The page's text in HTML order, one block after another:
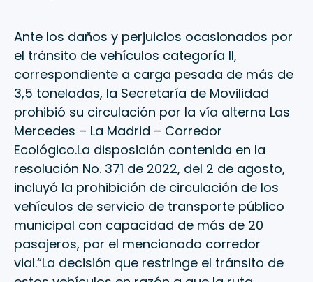
Ante los daños y perjuicios ocasionados por
el tránsito de vehículos categoría II,
correspondiente a carga pesada de más de
3,5 toneladas, la Secretaría de Movilidad
prohibió su circulación por la vía alterna Las
Mercedes – La Madrid – Corredor
Ecológico.La disposición contenida en la
resolución No. 371 de 2022, del 2 de agosto,
incluyó la prohibición de circulación de los
vehículos de servicio de transporte público
municipal con capacidad de más de 20
pasajeros, por el mencionado corredor
vial.“La decisión que restringe el tránsito de